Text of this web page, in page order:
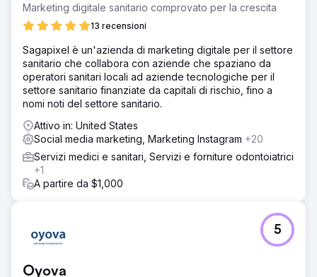
Marketing digitale sanitario comprovato per la crescita
13 recensioni
Sagapixel è un'azienda di marketing digitale per il settore
sanitario che collabora con aziende che spaziano da
operatori sanitari locali ad aziende tecnologiche per il
settore sanitario finanziate da capitali di rischio, fino a
nomi noti del settore sanitario.
Attivo in: United States
Social media marketing, Marketing Instagram +20
Servizi medici e sanitari, Servizi e forniture odontoiatrici
+1
A partire da $1,000
Oyova
5